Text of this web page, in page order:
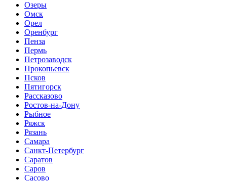
Озеры
Омск
Орел
Оренбург
Пенза
Пермь
Петрозаводск
Прокопьевск
Псков
Пятигорск
Рассказово
Ростов-на-Дону
Рыбное
Ряжск
Рязань
Самара
Санкт-Петербург
Саратов
Саров
Сасово